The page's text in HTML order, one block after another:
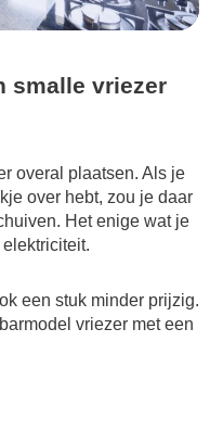
smalle vriezer
overal plaatsen. Als je
over hebt, zou je daar
Het enige wat je
een stuk minder prijzig.
vriezer met een